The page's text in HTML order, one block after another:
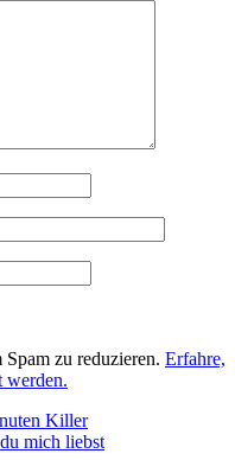
zu reduzieren. Erfahre,
werden.
Killer
mich liebst